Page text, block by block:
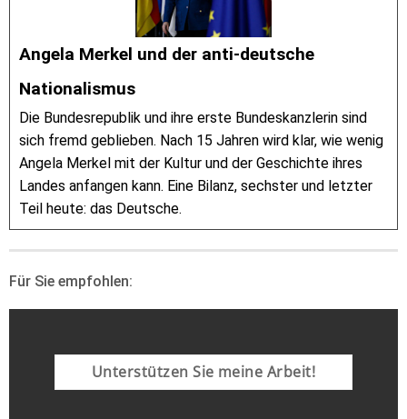
Angela Merkel und der anti-deutsche
Nationalismus
Die Bundesrepublik und ihre erste Bundeskanzlerin sind
sich fremd geblieben. Nach 15 Jahren wird klar, wie wenig
Angela Merkel mit der Kultur und der Geschichte ihres
Landes anfangen kann. Eine Bilanz, sechster und letzter
Teil heute: das Deutsche.
Für Sie empfohlen:
Unterstützen Sie meine Arbeit!